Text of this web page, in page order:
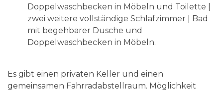
Doppelwaschbecken in Möbeln und Toilette |
zwei weitere vollständige Schlafzimmer | Bad
mit begehbarer Dusche und
Doppelwaschbecken in Möbeln.
Es gibt einen privaten Keller und einen
gemeinsamen Fahrradabstellraum. Möglichkeit